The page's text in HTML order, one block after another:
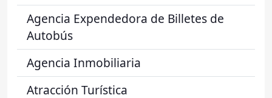
Agencia Expendedora de Billetes de
Autobús
Agencia Inmobiliaria
Atracción Turística